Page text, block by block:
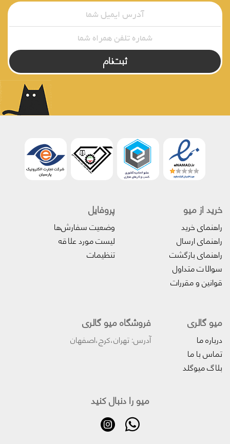
ثبت‌نام
خرید از میو
راهنمای خرید
راهنمای ارسال
راهنمای بازگشت
سوالات متداول
قوانین و مقررات
پروفایل‌
وضعیت سفارش‌ها
لیست مورد علاقه
تنظیمات
میو گالری
درباره ما
تماس با ما
بلاگ میوگلد
فروشگاه میو گالری
آدرس: تهران،کرج،اصفهان
میو را دنبال کنید